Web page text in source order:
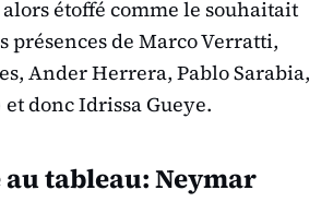
étoffé comme le souhaitait
présences de Marco Verratti,
Ander Herrera, Pablo Sarabia,
donc Idrissa Gueye.
tableau: Neymar